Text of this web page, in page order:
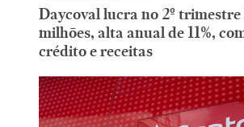
Daycoval lucra no 2º trimestre
milhões, alta anual de 11%,
crédito e receitas